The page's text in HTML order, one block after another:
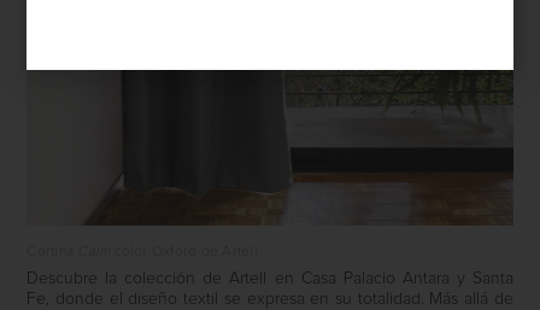
Descubre la colección de Artell
en Casa Palacio Antara y Santa
Fe, donde el diseño textil se expresa en su totalidad. Más allá de